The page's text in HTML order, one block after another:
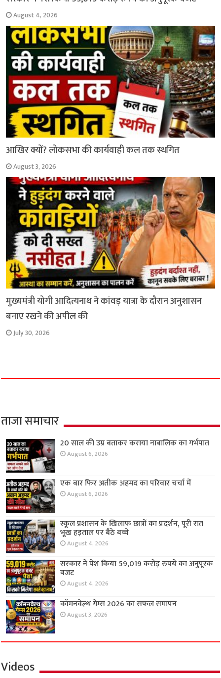
August 4, 2026
आखिर क्यों? लोकसभा की कार्यवाही कल तक स्थगित
August 3, 2026
मुख्यमंत्री योगी आदित्यनाथ ने कांवड़ यात्रा के दौरान अनुशासन
बनाए रखने की अपील की
July 30, 2026
ताजा समाचार
20 साल की उम्र बताकर कराया नाबालिक का गर्भपात
August 6, 2026
एक बार फिर अतीक अहमद का परिवार चर्चा में
August 6, 2026
स्कूल प्रशासन के खिलाफ छात्रों का प्रदर्शन, पूरी रात
भूख हड़ताल पर बैठे बच्चे
August 4, 2026
सरकार ने पेश किया 59,019 करोड़ रुपये का अनुपूरक
बजट
August 4, 2026
कॉमनवेल्थ गेम्स 2026 का सफल समापन
August 3, 2026
Videos